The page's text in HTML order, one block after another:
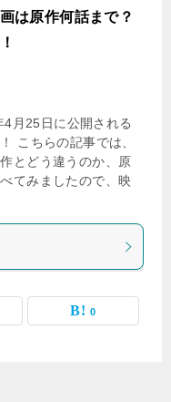
は原作何話まで？
4月25日に公開される
こちらの記事では、
とどう違うのか、原
てみましたので、映
0